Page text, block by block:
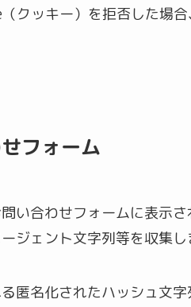
クッキー）を拒否した場
フォーム
い合わせフォームに表示
ジェント文字列等を収集し
匿名化されたハッシュ文